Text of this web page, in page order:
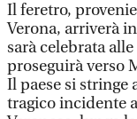
Il feretro,
Verona, arriverà
sarà celebrata
proseguirà verso
Il paese si
tragico incidente